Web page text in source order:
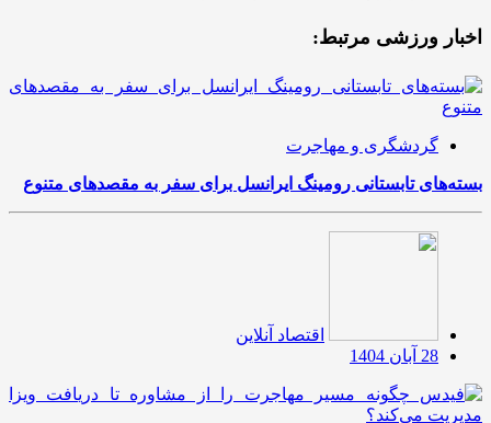
اخبار ورزشی مرتبط:
گردشگری و مهاجرت
بسته‌های تابستانی رومینگ ایرانسل برای سفر به مقصدهای متنوع
اقتصاد آنلاین
28 آبان 1404